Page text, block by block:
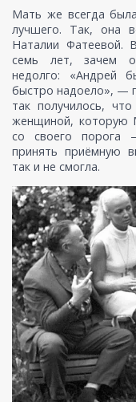
Мать же всегда
лучшего. Так, она
Наталии Фатеевой.
семь лет, зачем
недолго: «Андрей
быстро надоело», —
так получилось,
женщиной, которую
со своего порога
принять приёмную
так и не смогла.